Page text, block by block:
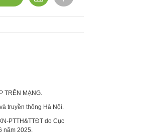
TRÊN MẠNG.
truyền thông Hà Nội.
PTTH&TTĐT do Cục
năm 2025.